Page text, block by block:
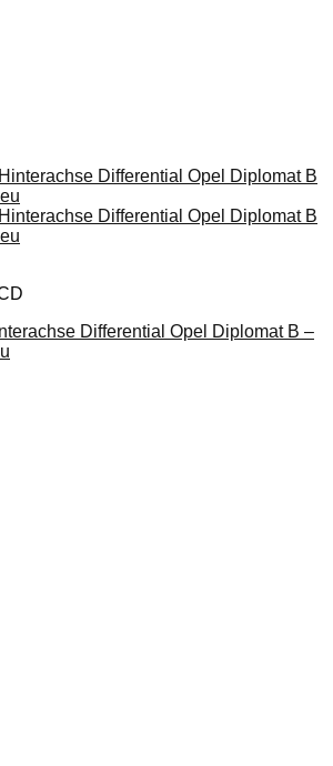
Differential Opel Diplomat B –